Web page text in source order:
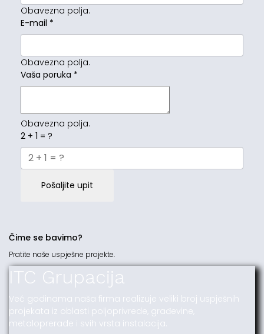
Obavezna polja.
E-mail *
Obavezna polja.
Vaša poruka *
Obavezna polja.
2 + 1 = ?
Pošaljite upit
Čime se bavimo?
Pratite naše uspješne projekte.
ITC Grupacija
Već godinama naša firma realizuje veliki broj uspješnih
projekata iz oblasti poljoprivrede, građevine,
metaloprerade i svih vrsta instalacija.